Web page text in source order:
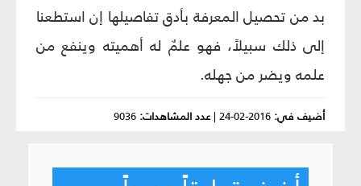
بد من تحصيل المعرفة بأدق تفاصيلها إن استطعنا
إلى ذلك سبيلاً، فهو علمٌ له أهميته وينفع من
علمه ويضر من جهله.
أضيف في: 2016-02-24
|عدد المشاهدات: 9036